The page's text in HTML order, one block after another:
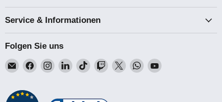
Service & Informationen
Folgen Sie uns
Email
Talk-
Finden
Sie
auf
Finden
Sie
auf
Finden
Sie
auf
Finden
Sie
auf
Finden
Sie
Finden
Sie
Finden
Sie
Finden